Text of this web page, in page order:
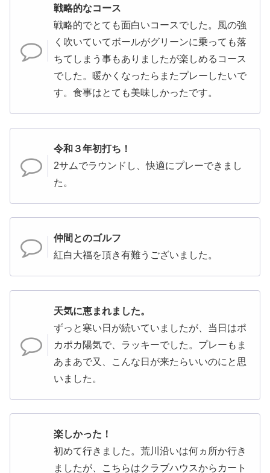
戦略的なコース
戦略的でとても面白いコースでした。風の強
く吹いていてボールがグリーンに乗っても落
ちてしまう事もありましたが楽しめるコース
でした。暖かくなったらまたプレーしたいで
す。食事はとても美味しかったです。
令和３年初打ち！
2サムでラウンドし、快適にプレーできまし
た。
仲間とのゴルフ
紅白大福を頂き有難うございました。
天気に恵まれました。
ずっと寒い日が続いていましたが、当日はポ
カポカ陽気で、ラッキーでした。プレーもま
あまあで又、こんな日が来たらいいのにと思
いました。
楽しかった！
初めて行きました。荒川沿いは何ヵ所か行き
ましたが、こちらはクラブハウスからカート